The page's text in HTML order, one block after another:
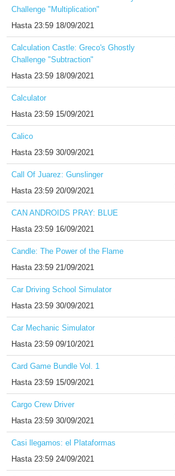
Challenge "Multiplication"
Hasta23:59 18/09/2021
Calculation Castle: Greco's Ghostly
Challenge "Subtraction"
Hasta23:59 18/09/2021
Calculator
Hasta23:59 15/09/2021
Calico
Hasta23:59 30/09/2021
Call Of Juarez: Gunslinger
Hasta23:59 20/09/2021
CAN ANDROIDS PRAY: BLUE
Hasta23:59 16/09/2021
Candle: The Power of the Flame
Hasta23:59 21/09/2021
Car Driving School Simulator
Hasta23:59 30/09/2021
Car Mechanic Simulator
Hasta23:59 09/10/2021
Card Game Bundle Vol. 1
Hasta23:59 15/09/2021
Cargo Crew Driver
Hasta23:59 30/09/2021
Casi llegamos: el Plataformas
Hasta23:59 24/09/2021